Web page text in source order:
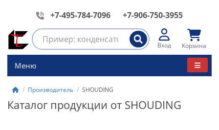
+7-495-784-7096 +7-906-750-3955
Вход Корзина
Меню
Производитель SHOUDING
Каталог продукции от SHOUDING